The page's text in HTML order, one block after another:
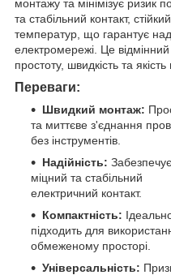
монтажу та мінімізує ризик
та стабільний контакт,
температур, що гарантує
електромережі. Це відмінний
простоту, швидкість та
Переваги:
Швидкий монтаж:
та миттєве з'єднання
без інструментів.
Надійність: Забезпечує
міцний та стабільний
електричний контакт.
Компактність:
підходить для
обмеженому просторі.
Універсальність: